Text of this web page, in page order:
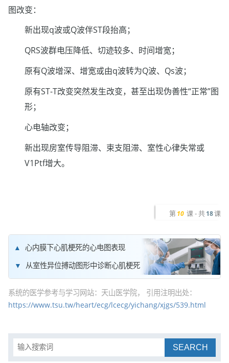
图改变：
新出现q波或Q波伴ST段抬高；
QRS波群电压降低、切迹较多、时间增宽；
原有Q波增深、增宽或由q波转为Q波、Qs波；
原有ST-T改变突然发生改变，甚至出现伪善性“正常”图
形；
心电轴改变；
新出现房室传导阻滞、束支阻滞、室性心律失常或
V1Ptf增大。
第 10 课 - 共 18课
心内膜下心肌梗死的心电图表现
从室性异位搏动图形中诊断心肌梗死
系统的医学参考与学习网站：天山医学院， 引用注明出处：
https://www.tsu.tw/heart/ecg/lcecg/yichang/xjgs/539.html
SEARCH